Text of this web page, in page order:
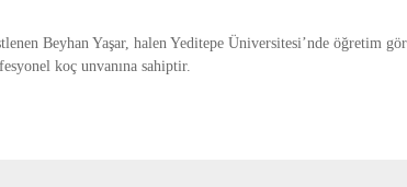
Beyhan Yaşar, halen Yeditepe Üniversitesi’nde öğretim
koç unvanına sahiptir.